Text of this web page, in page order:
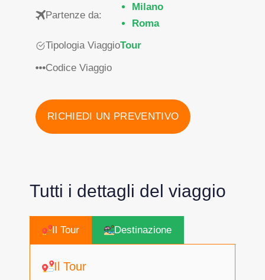
Partenze da:
Milano
Roma
Tipologia ViaggioTour
Codice Viaggio
RICHIEDI UN PREVENTIVO
Tutti i dettagli del viaggio
Il Tour Destinazione
Il Tour